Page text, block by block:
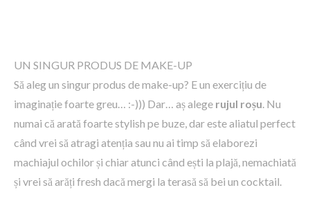
UN SINGUR PRODUS DE MAKE-UP
Să aleg un singur produs de make-up? E un exercițiu de
imaginație foarte greu… :-))) Dar… aș alege rujul roșu. Nu
numai că arată foarte stylish pe buze, dar este aliatul perfect
când vrei să atragi atenția sau nu ai timp să elaborezi
machiajul ochilor și chiar atunci când ești la plajă, nemachiată
și vrei să arăți fresh dacă mergi la terasă să bei un cocktail.